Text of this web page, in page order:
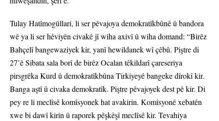
Tulay Hatîmogûllari, li ser pêvajoya demokratîkbûnê û bandora
wê ya li ser hêviyên civakê jî wiha axivî û wiha domand: “Birêz
Bahçelî bangewaziyek kir, yanî hewildanek wî çêbû. Piştre di
27’ê Sibata sala borî de birêz Ocalan têkildarî çareseriya
pirsgrêka Kurd û demokratîkbûna Tirkiyeyê bangeke dîrokî kir.
Banga aştî û civaka demokratîk. Piştre pêvajoyek dest pê kir. Di
pey re li meclîsê komîsyonek hat avakirin. Komîsyonê xebatên
xwe bi dawî kirin û raporek pêşkêşî meclîsê kir. Tevahiya